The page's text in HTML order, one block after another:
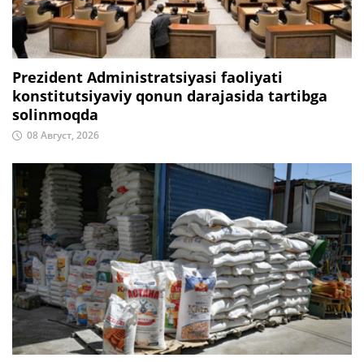
Prezident Administratsiyasi faoliyati
konstitutsiyaviy qonun darajasida tartibga
solinmoqda
08 Август, 2026